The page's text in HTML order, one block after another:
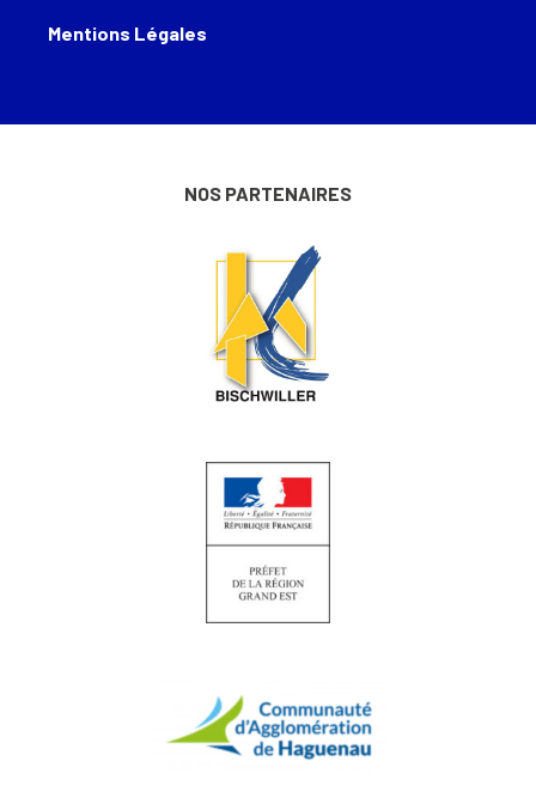
Mentions Légales
NOS PARTENAIRES